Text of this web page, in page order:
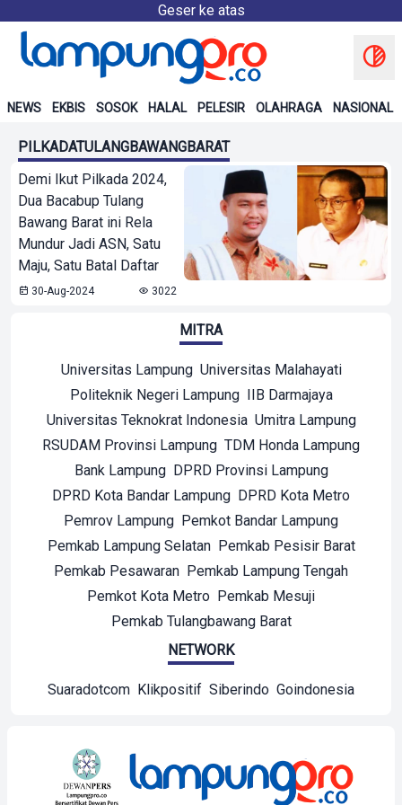
Geser ke atas
NEWS EKBIS SOSOK HALAL PELESIR OLAHRAGA NASIONAL
PILKADATULANGBAWANGBARAT
Demi Ikut Pilkada 2024,
Dua Bacabup Tulang
Bawang Barat ini Rela
Mundur Jadi ASN, Satu
Maju, Satu Batal Daftar
30-Aug-2024 3022
MITRA
Universitas Lampung Universitas Malahayati
Politeknik Negeri Lampung IIB Darmajaya
Universitas Teknokrat Indonesia Umitra Lampung
RSUDAM Provinsi Lampung TDM Honda Lampung
Bank Lampung DPRD Provinsi Lampung
DPRD Kota Bandar Lampung DPRD Kota Metro
Pemrov Lampung Pemkot Bandar Lampung
Pemkab Lampung Selatan Pemkab Pesisir Barat
Pemkab Pesawaran Pemkab Lampung Tengah
Pemkot Kota Metro Pemkab Mesuji
Pemkab Tulangbawang Barat
NETWORK
Suaradotcom Klikpositif Siberindo Goindonesia